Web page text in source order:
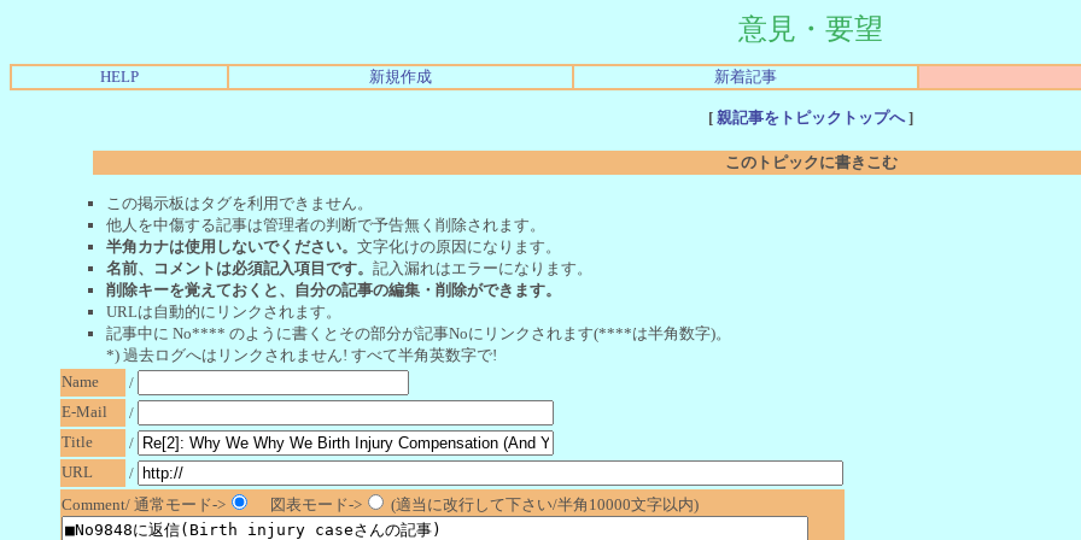
意見・要望
HELP 新規作成 新着記事
[ 親記事をトピックトップへ]
このトピックに書きこむ
この掲示板はタグを利用できません。
他人を中傷する記事は管理者の判断で予告無く削除されます。
半角カナは使用しないでください。 文字化けの原因になります。
名前、コメントは必須記入項目です。 記入漏れはエラーになります。
削除キーを覚えておくと、自分の記事の編集・削除ができます。
URLは自動的にリンクされます。
記事中に No**** のように書くとその部分が記事Noにリンクされます(****は半角数字)。
*) 過去ログへはリンクされません! すべて半角英数字で!
Name
/
E-Mail
/
Title
/
URL
/
Comment/ 通常モード->
図表モード-> (適当に改行して下さい/半角10000文字以内)